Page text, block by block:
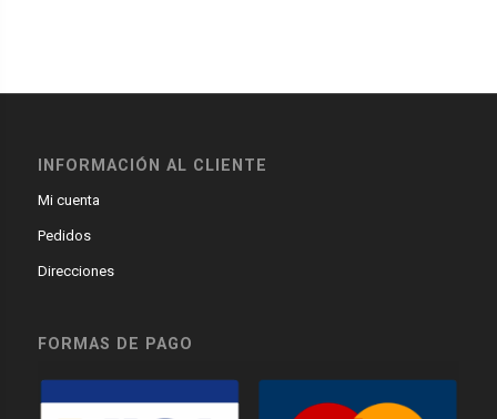
INFORMACIÓN AL CLIENTE
Mi cuenta
Pedidos
Direcciones
FORMAS DE PAGO